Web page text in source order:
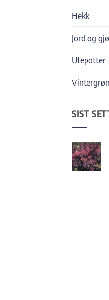
Hekk
Jord og
Utepotter
SIST